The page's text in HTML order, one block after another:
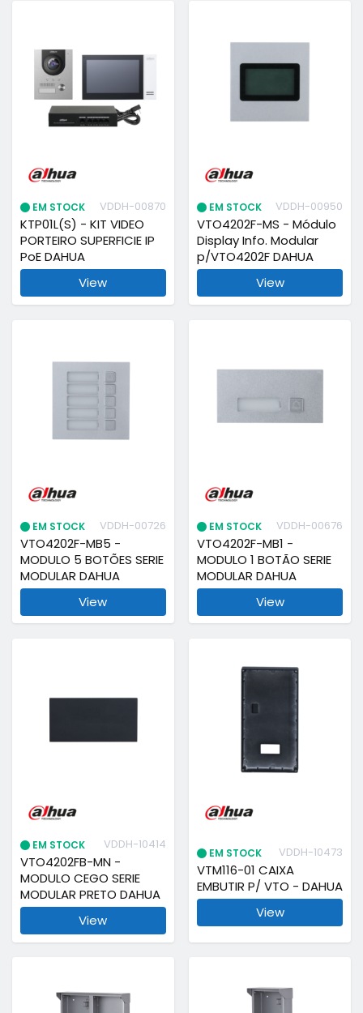
EM STOCK VDDH-00870
KTP01L(S) - KIT VIDEO
PORTEIRO SUPERFICIE IP
PoE DAHUA
View
EM STOCK VDDH-00950
VTO4202F-MS - Módulo
Display Info. Modular
p/VTO4202F DAHUA
View
EM STOCK VDDH-00726
VTO4202F-MB5 -
MODULO 5 BOTÕES SERIE
MODULAR DAHUA
View
EM STOCK VDDH-00676
VTO4202F-MB1 -
MODULO 1 BOTÃO SERIE
MODULAR DAHUA
View
EM STOCK VDDH-10414
VTO4202FB-MN -
MODULO CEGO SERIE
MODULAR PRETO DAHUA
View
EM STOCK VDDH-10473
VTM116-01 CAIXA
EMBUTIR P/ VTO - DAHUA
View